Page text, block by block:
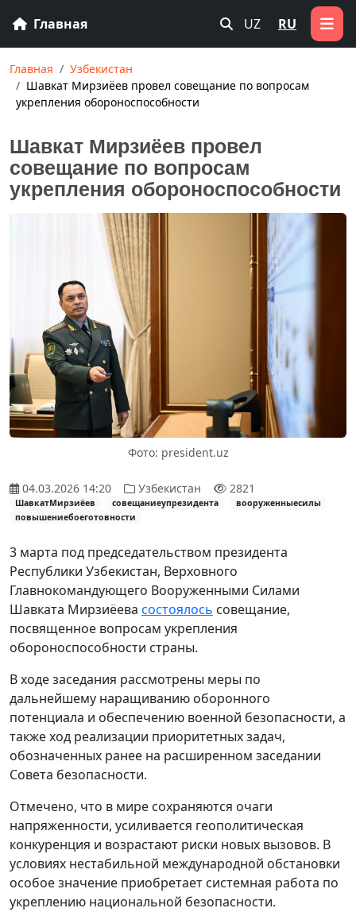
Главная UZ RU
Главная
Узбекистан
Шавкат Мирзиёев провел совещание по вопросам
укрепления обороноспособности
Шавкат Мирзиёев провел
совещание по вопросам
укрепления обороноспособности
Фото: president.uz
04.03.2026 14:20 Узбекистан 2821
ШавкатМирзиёев совещаниеупрезидента
вооруженныесилы
повышениебоеготовности
3 марта под председательством президента
Республики Узбекистан, Верховного
Главнокомандующего Вооруженными Силами
Шавката Мирзиёева состоялось совещание,
посвященное вопросам укрепления
обороноспособности страны.
В ходе заседания рассмотрены меры по
дальнейшему наращиванию оборонного
потенциала и обеспечению военной безопасности, а
также ход реализации приоритетных задач,
обозначенных ранее на расширенном заседании
Совета безопасности.
Отмечено, что в мире сохраняются очаги
напряженности, усиливается геополитическая
конкуренция и возрастают риски новых вызовов. В
условиях нестабильной международной обстановки
особое значение приобретает системная работа по
укреплению национальной безопасности.